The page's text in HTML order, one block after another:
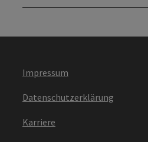
Impressum
Datenschutzerklärung
Karriere